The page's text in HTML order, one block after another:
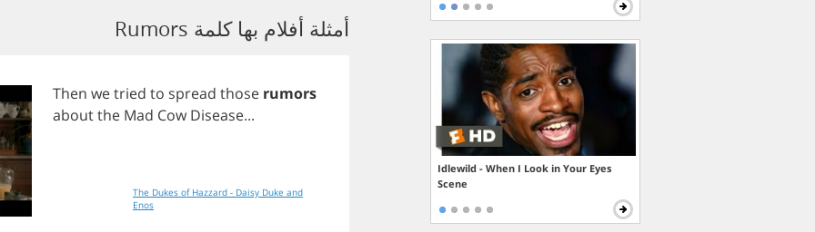
أمثلة أفلام بها كلمة Rumors
Then wetried to spread those rumors
aboutthe Mad Cow Disease...
The Dukes of Hazzard - Daisy Duke and
Enos
Idlewild - When I Look in Your Eyes
Scene